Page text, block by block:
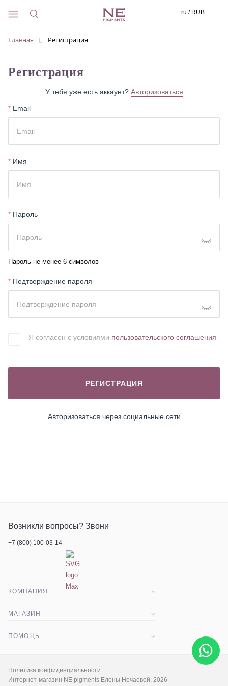
ru / RUB
Главная Регистрация
Регистрация
У тебя уже есть аккаунт? Авторизоваться
* Email
* Имя
* Пароль
Пароль не менее 6 символов
* Подтверждение пароля
Я согласен с условиями пользовательского соглашения
РЕГИСТРАЦИЯ
Авторизоваться через социальные сети
КОМПАНИЯ
Экскурсия
МАГАЗИН
Гарантия и срок возврата
ПОМОЩЬ
Возникли вопросы? Звони
+7 (800) 100-03-14
Политика конфиденциальности
Интернет-магазин NE pigments Елены Нечаевой, 2026